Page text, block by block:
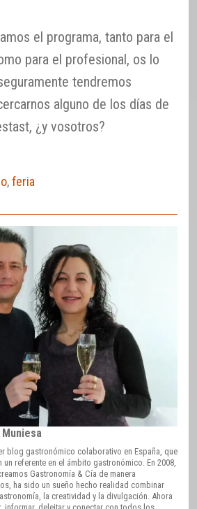
el programa, tanto para el
para el profesional, os lo
tendremos
alguno de los días de
¿y vosotros?
,feria
blog gastronómico colaborativo en España, que
referente en el ámbito gastronómico. En 2008,
Gastronomía & Cía de manera
ha sido un sueño hecho realidad combinar
la creatividad y la divulgación. Ahora